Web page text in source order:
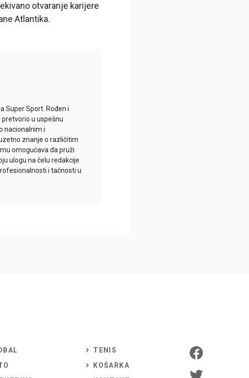
otvaranje karijere
Atlantika.
Super Sport. Rođen i
u uspešnu
nacionalnim i
znanje o različitim
omogućava da pruži
ulogu na čelu redakcije
i tačnosti u
TENIS
KOŠARKA